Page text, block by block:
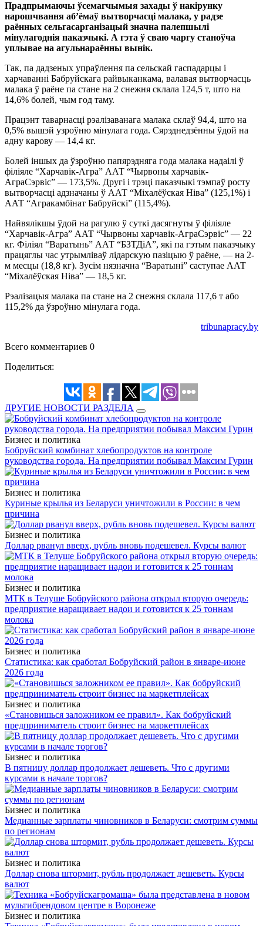
Прадпрымаючы ўсемагчымыя захады ў накірунку
нарошчвання аб’ёмаў вытворчасці малака, у радзе
раённых сельгасарганізацый значна палепшылі
мінулагоднія паказчыкі. А гэта ў сваю чаргу станоўча
уплывае на агульнараённы вынік.
Так, па дадзеных упраў­лення па сельскай гаспадарцы і
харчаванні Баб­руйскага райвыканкама, валавая вытворчасць
малака ў раёне па стане на 2 снежня склала 124,5 т, што на
14,6% болей, чым год таму.
Працэнт таварнасці рэа­лізаванага малака склаў 94,4, што на
0,5% вышэй узроўню мінулага года. Сярэднедзённы ўдой на
адну карову — 14,4 кг.
Болей іншых да ўзроўню папярэдняга года малака надаілі ў
філіяле “Харчавік-Агра” ААТ “Чырвоны харчавік-
АграСэрвіс” — 173,5%. Другі і трэці паказчыкі тэмпаў росту
вытворчасці адзначаны ў ААТ “Міхалёўская Ніва” (125,1%) і
ААТ “Агракамбінат Бабруйскі” (115,4%).
Найвялікшы ўдой на рагулю ў суткі дасягнуты ў філіяле
“Харчавік-Агра” ААТ “Чырвоны харчавік-АграСэрвіс” — 22
кг. Філіял “Варатынь” ААТ “БЗТДіА”, які па гэтым паказчыку
працяглы час утрымліваў лідарскую пазіцыю ў раёне, — на 2-
м месцы (18,8 кг). Зусім нязначна “Варатыні” саступае ААТ
“Міхалёўская Ніва” — 18,5 кг.
Рэалізацыя малака па стане на 2 снежня склала 117,6 т або
115,2% да ўзроўню мінулага года.
tribunapracy.by
Всего комментариев 0
Поделиться:
ДРУГИЕ НОВОСТИ РАЗДЕЛА
Бизнес и политика
Бобруйский комбинат хлебопродуктов на контроле
руководства города. На предприятии побывал Максим Гурин
Бизнес и политика
Куриные крылья из Беларуси уничтожили в России: в чем
причина
Бизнес и политика
Доллар рванул вверх, рубль вновь подешевел. Курсы валют
Бизнес и политика
МТК в Телуше Бобруйского района открыл вторую очередь:
предприятие наращивает надои и готовится к 25 тоннам
молока
Бизнес и политика
Статистика: как сработал Бобруйский район в январе-июне
2026 года
Бизнес и политика
«Становишься заложником ее правил». Как бобруйский
предприниматель строит бизнес на маркетплейсах
Бизнес и политика
В пятницу доллар продолжает дешеветь. Что с другими
курсами в начале торгов?
Бизнес и политика
Медианные зарплаты чиновников в Беларуси: смотрим суммы
по регионам
Бизнес и политика
Доллар снова штормит, рубль продолжает дешеветь. Курсы
валют
Бизнес и политика